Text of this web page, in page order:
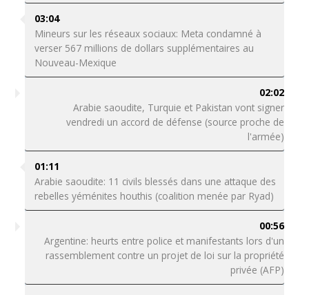
03:04
Mineurs sur les réseaux sociaux: Meta condamné à
verser 567 millions de dollars supplémentaires au
Nouveau-Mexique
02:02
Arabie saoudite, Turquie et Pakistan vont signer
vendredi un accord de défense (source proche de
l'armée)
01:11
Arabie saoudite: 11 civils blessés dans une attaque des
rebelles yéménites houthis (coalition menée par Ryad)
00:56
Argentine: heurts entre police et manifestants lors d'un
rassemblement contre un projet de loi sur la propriété
privée (AFP)